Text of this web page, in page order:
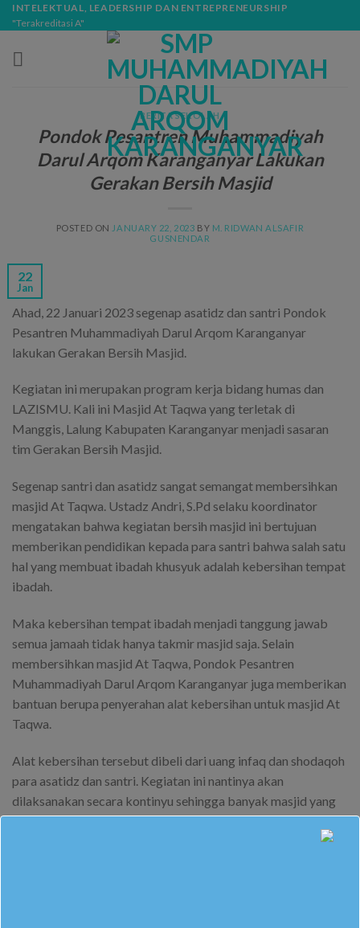
Skip
to
content
INTELEKTUAL, LEADERSHIP DAN ENTREPRENEURSHIP
"Terakreditasi A"
BERITA SEKOLAH
Pondok Pesantren Muhammadiyah
Darul Arqom Karanganyar Lakukan
Gerakan Bersih Masjid
POSTED ON JANUARY 22, 2023 BY M. RIDWAN ALSAFIR
GUSNENDAR
22
Jan
Ahad, 22 Januari 2023 segenap asatidz dan santri Pondok
Pesantren Muhammadiyah Darul Arqom Karanganyar
lakukan Gerakan Bersih Masjid.
Kegiatan ini merupakan program kerja bidang humas dan
LAZISMU. Kali ini Masjid At Taqwa yang terletak di
Manggis, Lalung Kabupaten Karanganyar menjadi sasaran
tim Gerakan Bersih Masjid.
Segenap santri dan asatidz sangat semangat membersihkan
masjid At Taqwa. Ustadz Andri, S.Pd selaku koordinator
mengatakan bahwa kegiatan bersih masjid ini bertujuan
memberikan pendidikan kepada para santri bahwa salah satu
hal yang membuat ibadah khusyuk adalah kebersihan tempat
ibadah.
Maka kebersihan tempat ibadah menjadi tanggung jawab
semua jamaah tidak hanya takmir masjid saja. Selain
membersihkan masjid At Taqwa, Pondok Pesantren
Muhammadiyah Darul Arqom Karanganyar juga memberikan
bantuan berupa penyerahan alat kebersihan untuk masjid At
Taqwa.
Alat kebersihan tersebut dibeli dari uang infaq dan shodaqoh
para asatidz dan santri. Kegiatan ini nantinya akan
dilaksanakan secara kontinyu sehingga banyak masjid yang
akan merasakan dampak dari Gerakan Bersih Masjid.
modal-check